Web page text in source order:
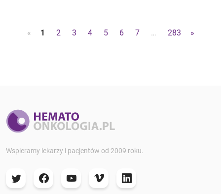
« 1 2 3 4 5 6 7 … 283 »
Wspieramy lekarzy i pacjentów od 2009 roku.